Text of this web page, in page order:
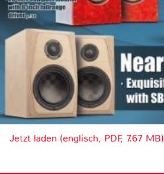
Jetzt laden (englisch, PDF, 7.67 MB)